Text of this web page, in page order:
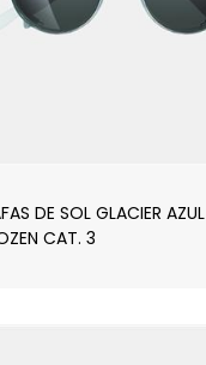
DE SOL GLACIER AZUL
CAT. 3